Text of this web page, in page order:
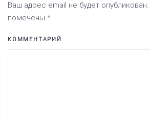
Ваш адрес email не будет
помечены *
КОММЕНТАРИЙ